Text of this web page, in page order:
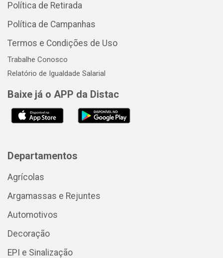
Política de Retirada
Política de Campanhas
Termos e Condições de Uso
Trabalhe Conosco
Relatório de Igualdade Salarial
Baixe já o APP da Distac
Departamentos
Agrícolas
Argamassas e Rejuntes
Automotivos
Decoração
EPI e Sinalização